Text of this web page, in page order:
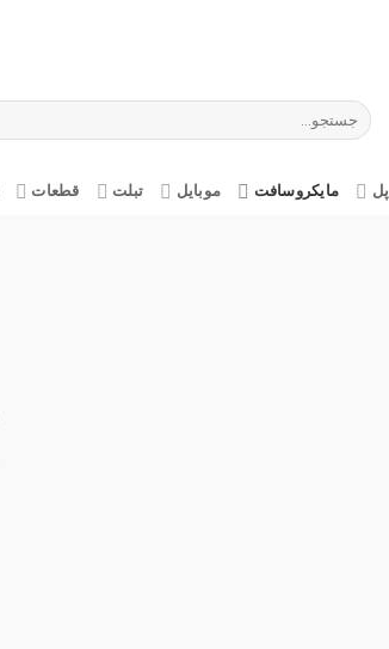
جستجو
برای:
اپل مایکروسافت موبایل تبلت قطعات